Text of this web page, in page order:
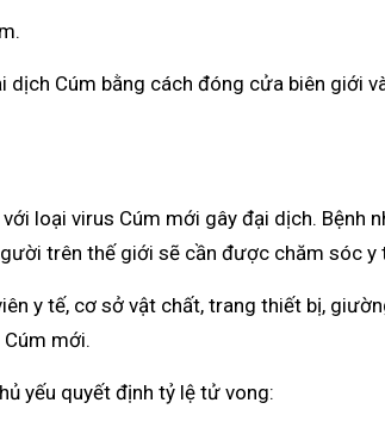
Cúm bằng cách đóng cửa biên giới
loại virus Cúm mới gây đại dịch. Bệnh
trên thế giới sẽ cần được chăm sóc y
y tế, cơ sở vật chất, trang thiết bị,
mới.
yếu quyết định tỷ lệ tử vong: